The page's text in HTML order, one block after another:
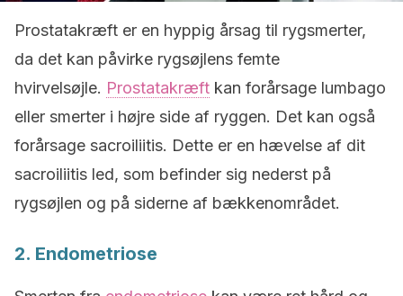
Prostatakræft er en hyppig årsag til rygsmerter,
da det kan påvirke rygsøjlens femte
hvirvelsøjle. Prostatakræft kan forårsage lumbago
eller smerter i højre side af ryggen. Det kan også
forårsage sacroiliitis. Dette er en hævelse af dit
sacroiliitis led, som befinder sig nederst på
rygsøjlen og på siderne af bækkenområdet.
2. Endometriose